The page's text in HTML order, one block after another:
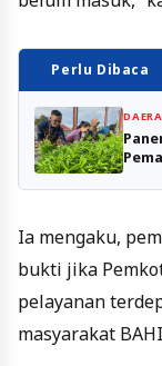
Perlu Dibaca
Ia mengaku,
bukti jika
pelayanan
masyarakat